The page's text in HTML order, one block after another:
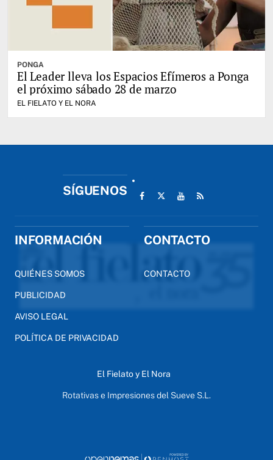
PONGA
El Leader lleva los Espacios Efímeros a Ponga
el próximo sábado 28 de marzo
EL FIELATO Y EL NORA
SÍGUENOS
INFORMACIÓN
QUIÉNES SOMOS
PUBLICIDAD
AVISO LEGAL
POLÍTICA DE PRIVACIDAD
CONTACTO
CONTACTO
El Fielato y El Nora
Rotativas e Impresiones del Sueve S.L.